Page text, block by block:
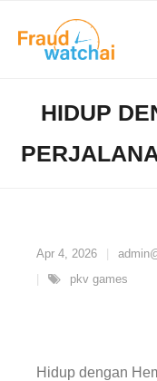
HIDUP
Apr 4, 2026
pkv games
Hidup dengan